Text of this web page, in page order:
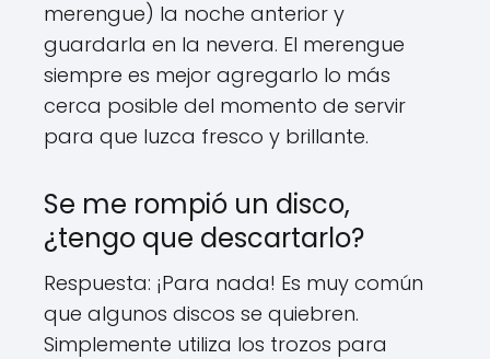
merengue) la noche anterior y
guardarla en la nevera. El merengue
siempre es mejor agregarlo lo más
cerca posible del momento de servir
para que luzca fresco y brillante.
Se me rompió un disco,
¿tengo que descartarlo?
Respuesta: ¡Para nada! Es muy común
que algunos discos se quiebren.
Simplemente utiliza los trozos para